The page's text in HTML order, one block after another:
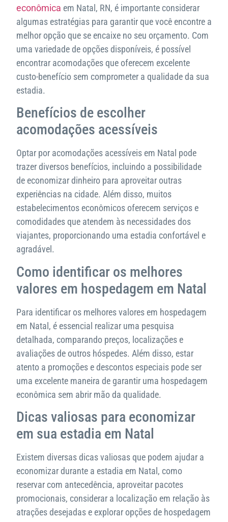
econômica em Natal, RN, é importante considerar
algumas estratégias para garantir que você encontre a
melhor opção que se encaixe no seu orçamento. Com
uma variedade de opções disponíveis, é possível
encontrar acomodações que oferecem excelente
custo-benefício sem comprometer a qualidade da sua
estadia.
Benefícios de escolher
acomodações acessíveis
Optar por acomodações acessíveis em Natal pode
trazer diversos benefícios, incluindo a possibilidade
de economizar dinheiro para aproveitar outras
experiências na cidade. Além disso, muitos
estabelecimentos econômicos oferecem serviços e
comodidades que atendem às necessidades dos
viajantes, proporcionando uma estadia confortável e
agradável.
Como identificar os melhores
valores em hospedagem em Natal
Para identificar os melhores valores em hospedagem
em Natal, é essencial realizar uma pesquisa
detalhada, comparando preços, localizações e
avaliações de outros hóspedes. Além disso, estar
atento a promoções e descontos especiais pode ser
uma excelente maneira de garantir uma hospedagem
econômica sem abrir mão da qualidade.
Dicas valiosas para economizar
em sua estadia em Natal
Existem diversas dicas valiosas que podem ajudar a
economizar durante a estadia em Natal, como
reservar com antecedência, aproveitar pacotes
promocionais, considerar a localização em relação às
atrações desejadas e explorar opções de hospedagem